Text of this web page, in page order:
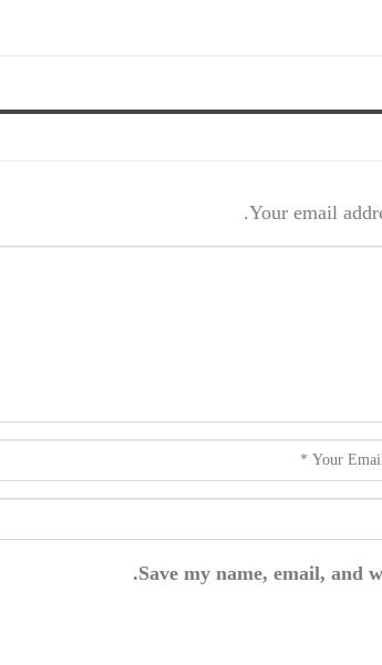
Your email
Save my name, email, and